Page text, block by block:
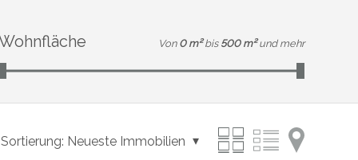
Von 0 m² bis 500 m² und mehr
Sortierung: Neueste Immobilien